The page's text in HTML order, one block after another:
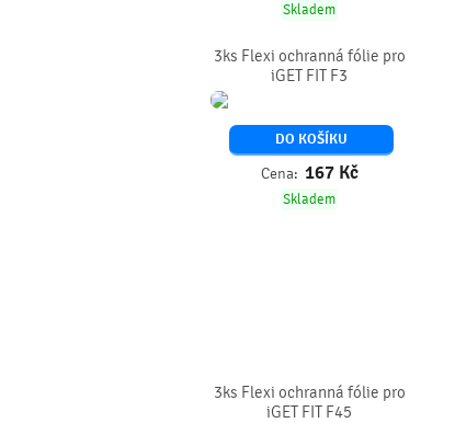
Skladem
3ks Flexi ochranná fólie pro
iGET FIT F3
DO KOŠÍKU
Cena: 167 Kč
Skladem
3ks Flexi ochranná fólie pro
iGET FIT F45